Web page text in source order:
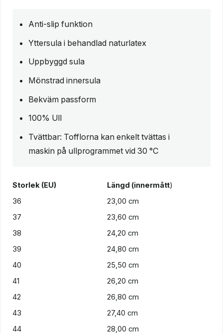
Anti-slip funktion
Yttersula i behandlad naturlatex
Uppbyggd sula
Mönstrad innersula
Bekväm passform
100% Ull
Tvättbar: Tofflorna kan enkelt tvättas i
maskin på ullprogrammet vid 30 °C
Storlek (EU) Längd (innermått)
36
23,00 cm
37
23,60 cm
38
24,20 cm
39
24,80 cm
40
25,50 cm
41
26,20 cm
42
26,80 cm
43
27,40 cm
44
28,00 cm